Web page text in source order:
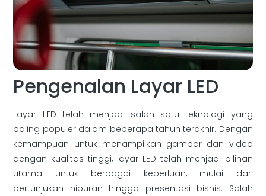
Pengenalan Layar LED
Layar LED telah menjadi salah satu teknologi yang
paling populer dalam beberapa tahun terakhir. Dengan
kemampuan untuk menampilkan gambar dan video
dengan kualitas tinggi, layar LED telah menjadi pilihan
utama untuk berbagai keperluan, mulai dari
pertunjukan hiburan hingga presentasi bisnis. Salah